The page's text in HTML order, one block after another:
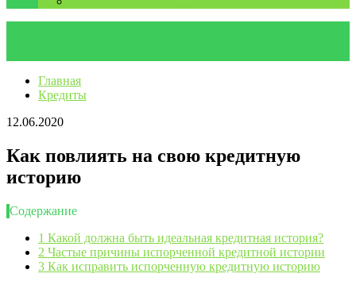
Главная
Кредиты
12.06.2020
Как повлиять на свою кредитную
историю
Содержание
1 Какой должна быть идеальная кредитная история?
2 Частые причины испорченной кредитной истории
3 Как исправить испорченную кредитную историю